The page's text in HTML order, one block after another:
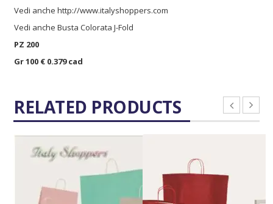
Vedi anche http://www.italyshoppers.com
Vedi anche Busta Colorata J-Fold
PZ 200
Gr 100 € 0.379 cad
RELATED PRODUCTS